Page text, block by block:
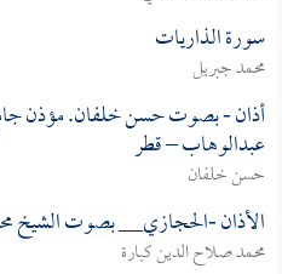
سورة الذاريات
محمد جبريل
أذان - بصوت حسن خلفان. مؤذن
عبدالوهاب – قطر
حسن خلفان
الأذان -الحجازي__ بصوت الشيخ
محمد صلاح الدين كبارة